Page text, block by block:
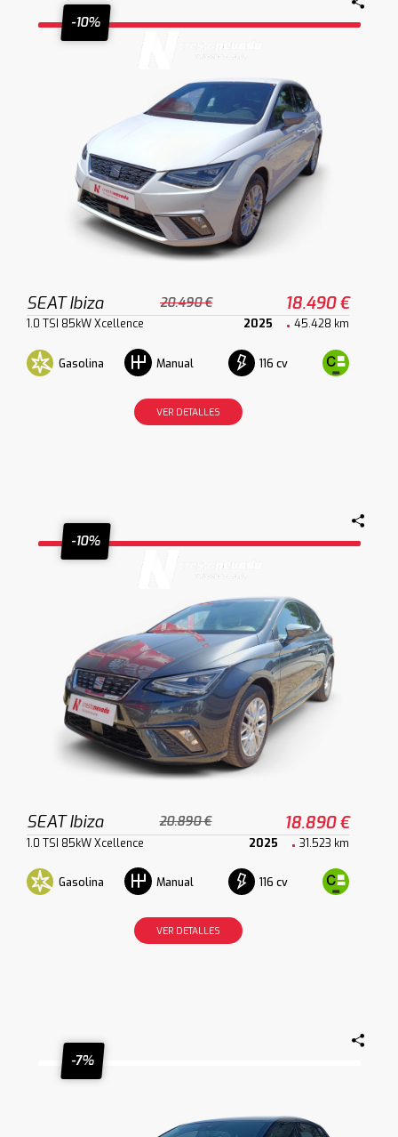
-10%
SEAT Ibiza 20.490 € 18.490 €
1.0 TSI 85kW Xcellence 2025 45.428 km
Gasolina Manual 116 cv
VER DETALLES
-10%
SEAT Ibiza 20.890 € 18.890 €
1.0 TSI 85kW Xcellence 2025 31.523 km
Gasolina Manual 116 cv
VER DETALLES
-7%